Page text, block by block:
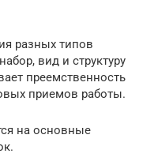
разных типов
вид и структуру
преемственность
приемов работы.
на основные